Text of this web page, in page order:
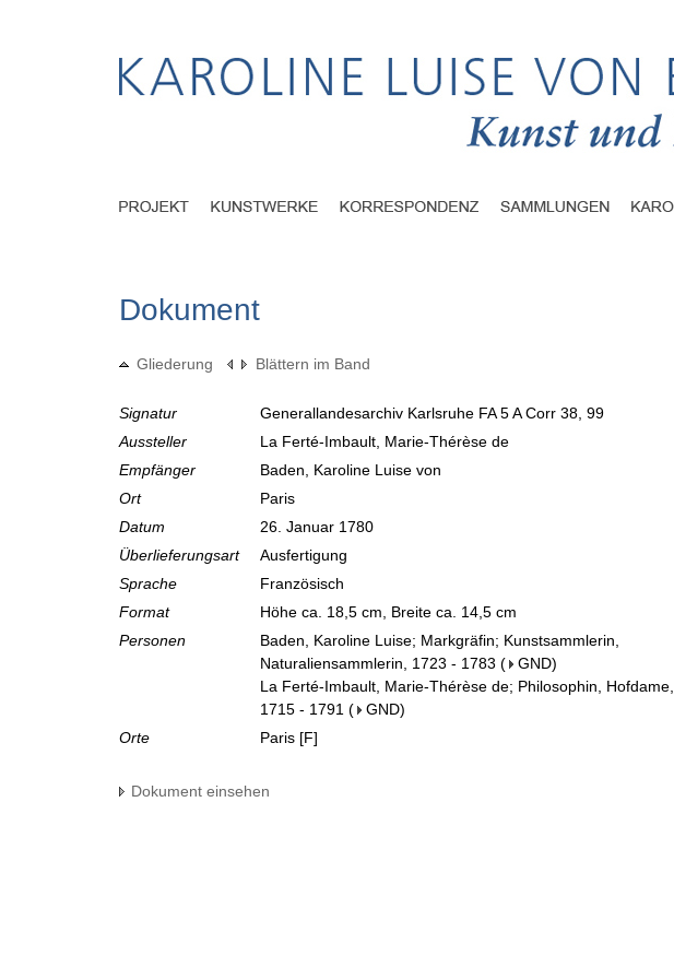
Dokument
Gliederung Blättern im Band
Signatur
Generallandesarchiv Karlsruhe FA 5 A Corr 38, 99
Aussteller
La Ferté-Imbault, Marie-Thérèse de
Empfänger
Baden, Karoline Luise von
Ort
Paris
Datum
26. Januar 1780
Überlieferungsart
Ausfertigung
Sprache
Französisch
Format
Höhe ca. 18,5 cm, Breite ca. 14,5 cm
Personen
Baden, Karoline Luise; Markgräfin; Kunstsammlerin,
Naturaliensammlerin, 1723 - 1783 ( GND)
La Ferté-Imbault, Marie-Thérèse de; Philosophin, Hofdame,
1715 - 1791 ( GND)
Orte
Paris [F]
Dokument einsehen